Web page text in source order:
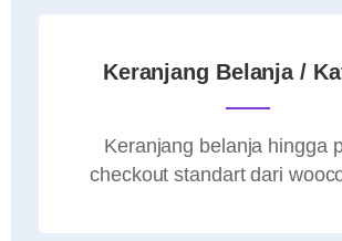
Keranjang Belanja /
Keranjang belanja hingga
checkout standart dari